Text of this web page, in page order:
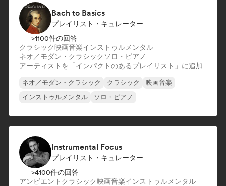
Bach to Basics
プレイリスト・キュレーター
>1100件の回答
クラシック映画音楽インストゥルメンタル
ネオ／モダン・クラシック ソロ・ピアノ
アーティストを「インパクトのあるプレイリスト」に追加
ネオ／モダン・クラシック クラシック
映画音楽
インストゥルメンタル
ソロ・ピアノ
Instrumental Focus
プレイリスト・キュレーター
>4100件の回答
アンビエント クラシック映画音楽インストゥルメンタル